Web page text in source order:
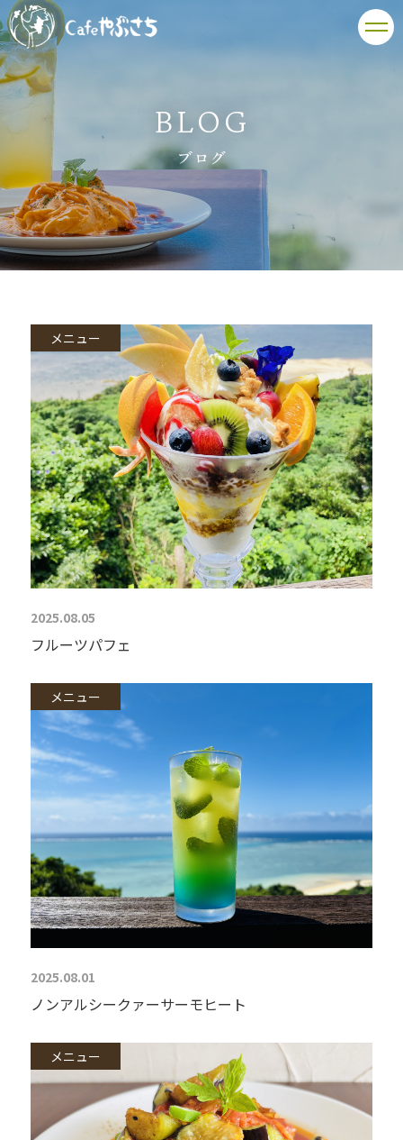
BLOG
ブログ
メニュー
2025.08.05
フルーツパフェ
メニュー
2025.08.01
ノンアルシークァーサーモヒート
メニュー